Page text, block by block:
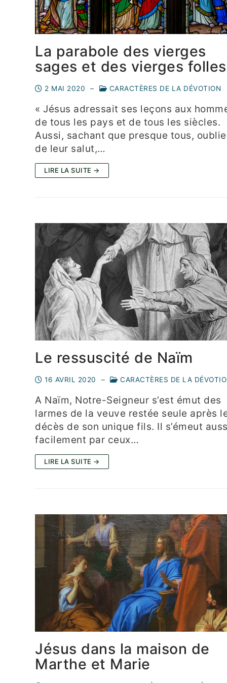
La parabole des vierges
sages et des vierges folles
2 MAI 2020 – CARACTÈRES DE LA DÉVOTION
« Jésus adressait ses leçons aux
de tous les pays et de tous les siècles.
Aussi, sachant que presque tous,
de leur salut,…
LIRE LA SUITE →
Le ressuscité de Naïm
16 AVRIL 2020 – CARACTÈRES DE LA
A Naïm, Notre-Seigneur s’est émut des
larmes de la veuve restée seule après
décès de son unique fils. Il s’émeut
facilement par ceux…
LIRE LA SUITE →
Jésus dans la maison de
Marthe et Marie